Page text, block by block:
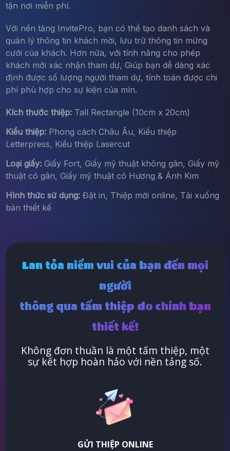
tận nơi miễn phí.
Với nền tảng InvitePro, bạn có thể tạo danh sách và
quản lý thông tin khách mời, lưu trữ thông tin mừng
cưới của khách. Hơn nữa, với tính năng cho phép
khách mời xác nhận tham dự, Giúp bạn dễ dàng xác
định được số lượng người tham dự, tính toán được chi
phí phù hợp cho sự kiện của mìn.
Kích thước thiệp:Tall Rectangle (10cm x 20cm)
Kiểu thiệp:Phong cách Châu Âu, Kiểu thiệp
Letterpress, Kiểu thiệp Lasercut
Loại giấy:Giấy Fort, Giấy mỹ thuật không gân, Giấy mỹ
thuật có gân, Giấy mỹ thuật có Hương & Ánh Kim
Hình thức sử dụng:Đặt in, Thiệp mời online, Tải xuống
bản thiết kế
Lan tỏa niềm vui của bạn đến mọi
người
thông qua tấm thiệp do chính bạn
thiết kế!
Không đơn thuần là một tấm thiệp, một
sự kết hợp hoàn hảo với nền tảng số.
GỬI THIỆP ONLINE